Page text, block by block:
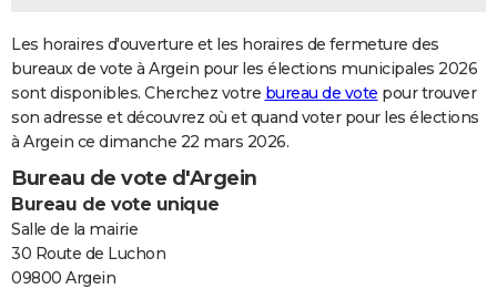
Carte de Noël
Carte Bonne année
Carte Saint-Valentin
Carte Pâques
Carte d'anniversaire
DICTIONNAIRE
Dictionnaire
Biographies
Citations
Expressions
Proverbes
PROGRAMME TV
COPAINS D'AVANT
S'inscrire
Se connecter
Lycées
Collèges
Primaires
Universités
Entreprises
Service militaire
Avis de recherche
AVIS DE DÉCÈS
FORUM
Bricolage
Lifestyle
Culture
Sport
Auto
Television
Voyage
Cinema
Les horaires d'ouverture et les horaires de fermeture des
bureaux de vote à Argein pour les élections municipales 2026
sont disponibles. Cherchez votre bureau de vote pour trouver
son adresse et découvrez où et quand voter pour les élections
à Argein ce dimanche 22 mars 2026.
Bureau de vote d'Argein
Bureau de vote unique
Salle de la mairie
30 Route de Luchon
09800 Argein